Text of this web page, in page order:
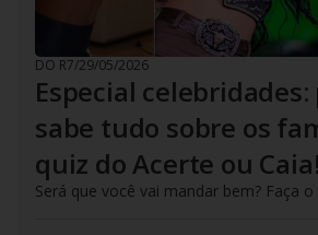
DO R7/29/05/2026
Especial
sabe tudo sobre os
quiz do Acerte ou Caia!
Será que você vai mandar bem? Faça